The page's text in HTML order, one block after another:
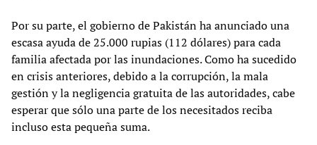
Por su parte, el gobierno de Pakistán ha anunciado una
escasa ayuda de 25.000 rupias (112 dólares) para cada
familia afectada por las inundaciones. Como ha sucedido
en crisis anteriores, debido a la corrupción, la mala
gestión y la negligencia gratuita de las autoridades, cabe
esperar que sólo una parte de los necesitados reciba
incluso esta pequeña suma.